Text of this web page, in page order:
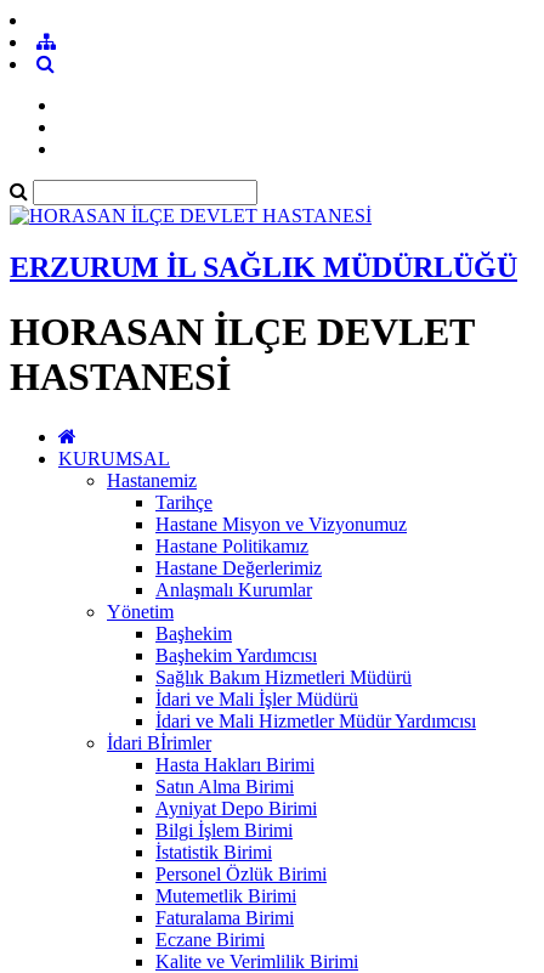
ERZURUM İL SAĞLIK MÜDÜRLÜĞÜ
HORASAN İLÇE DEVLET
HASTANESİ
KURUMSAL
Hastanemiz
Tarihçe
Hastane Misyon ve Vizyonumuz
Hastane Politikamız
Hastane Değerlerimiz
Anlaşmalı Kurumlar
Yönetim
Başhekim
Başhekim Yardımcısı
Sağlık Bakım Hizmetleri Müdürü
İdari ve Mali İşler Müdürü
İdari ve Mali Hizmetler Müdür Yardımcısı
İdari Bİrimler
Hasta Hakları Birimi
Satın Alma Birimi
Ayniyat Depo Birimi
Bilgi İşlem Birimi
İstatistik Birimi
Personel Özlük Birimi
Mutemetlik Birimi
Faturalama Birimi
Eczane Birimi
Kalite ve Verimlilik Birimi